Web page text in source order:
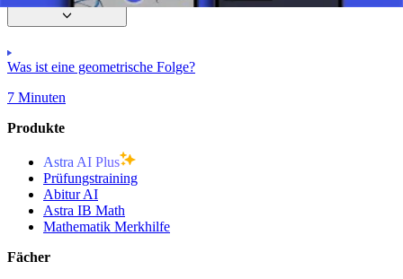
Was ist eine geometrische Folge?
7 Minuten
Produkte
Astra AI Plus
Prüfungstraining
Abitur AI
Astra IB Math
Mathematik Merkhilfe
Fächer